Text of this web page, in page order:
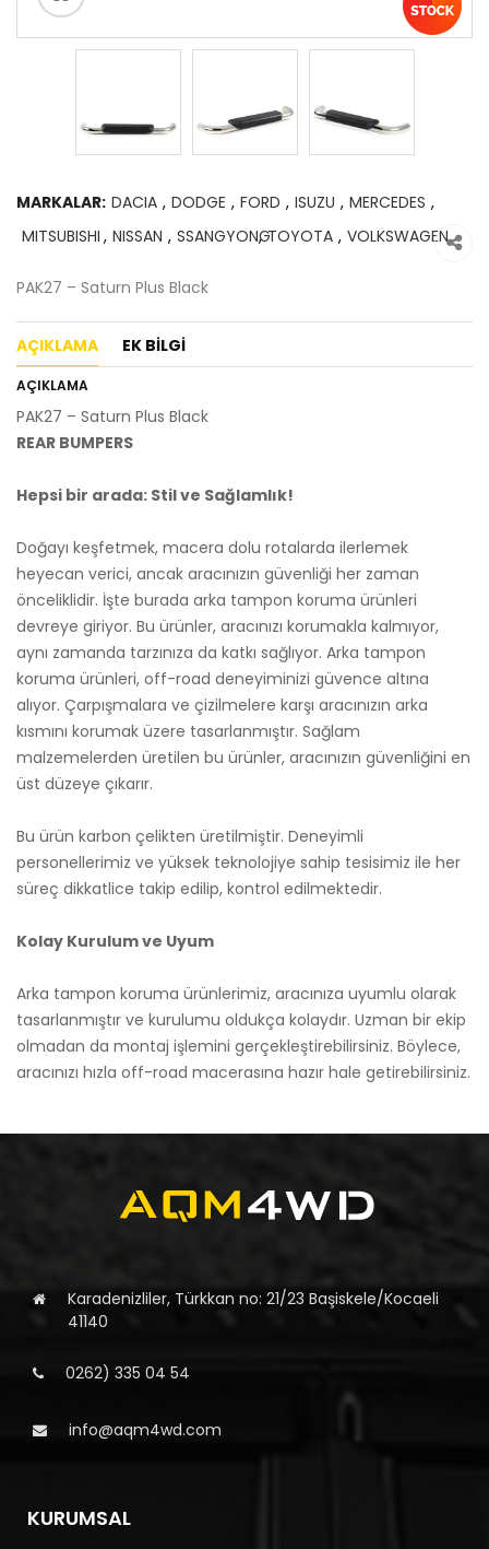
MARKALAR: DACIA , DODGE , FORD , ISUZU , MERCEDES ,
MITSUBISHI , NISSAN , SSANGYONG
, TOYOTA , VOLKSWAGEN
PAK27 – Saturn Plus Black
AÇIKLAMA EK BILGI
AÇIKLAMA
PAK27 – Saturn Plus Black
REAR BUMPERS
Hepsi bir arada: Stil ve Sağlamlık!
Doğayı keşfetmek, macera dolu rotalarda ilerlemek
heyecan verici, ancak aracınızın güvenliği her zaman
önceliklidir. İşte burada arka tampon koruma ürünleri
devreye giriyor. Bu ürünler, aracınızı korumakla kalmıyor,
aynı zamanda tarzınıza da katkı sağlıyor. Arka tampon
koruma ürünleri, off-road deneyiminizi güvence altına
alıyor. Çarpışmalara ve çizilmelere karşı aracınızın arka
kısmını korumak üzere tasarlanmıştır. Sağlam
malzemelerden üretilen bu ürünler, aracınızın güvenliğini en
üst düzeye çıkarır.
Bu ürün karbon çelikten üretilmiştir. Deneyimli
personellerimiz ve yüksek teknolojiye sahip tesisimiz ile her
süreç dikkatlice takip edilip, kontrol edilmektedir.
Kolay Kurulum ve Uyum
Arka tampon koruma ürünlerimiz, aracınıza uyumlu olarak
tasarlanmıştır ve kurulumu oldukça kolaydır. Uzman bir ekip
olmadan da montaj işlemini gerçekleştirebilirsiniz. Böylece,
aracınızı hızla off-road macerasına hazır hale getirebilirsiniz.
Karadenizliler, Türkkan no: 21/23 Başiskele/Kocaeli
41140
0262) 335 04 54
info@aqm4wd.com
KURUMSAL